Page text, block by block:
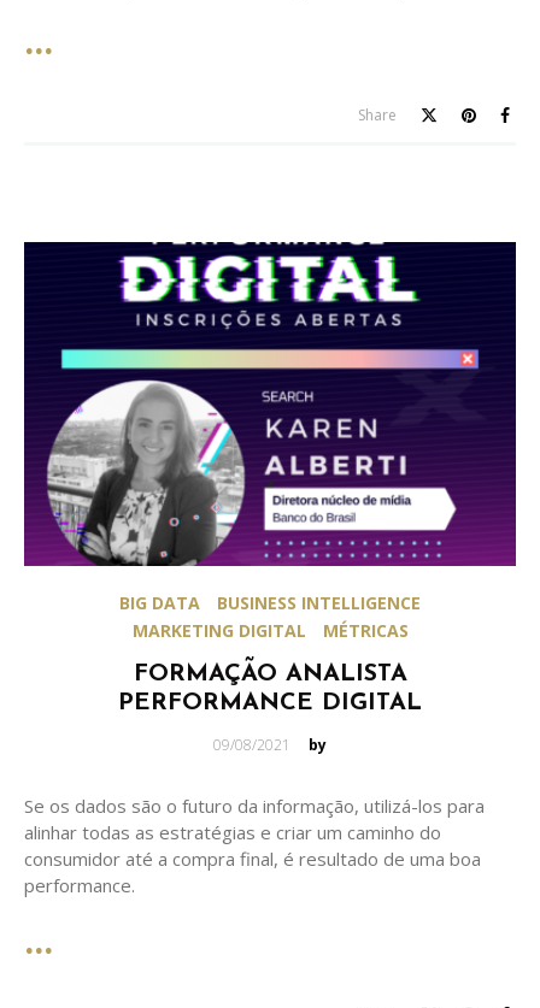
Share
BIG DATA
BUSINESS INTELLIGENCE
MARKETING DIGITAL
MÉTRICAS
FORMAÇÃO ANALISTA
PERFORMANCE DIGITAL
Posted
09/08/2021 by
Se os dados são o futuro da informação, utilizá-los para
alinhar todas as estratégias e criar um caminho do
consumidor até a compra final, é resultado de uma boa
performance.